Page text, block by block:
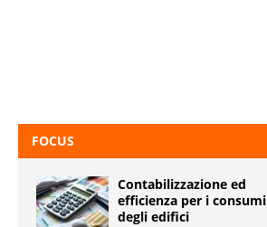
FOCUS
Contabilizzazione ed
efficienza per i consumi
degli edifici